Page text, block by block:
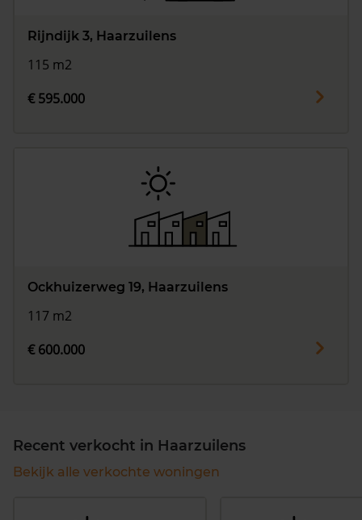
Rijndijk 3, Haarzuilens
115 m2
€ 595.000
Ockhuizerweg 19, Haarzuilens
117 m2
€ 600.000
Recent verkocht in Haarzuilens
Bekijk alle verkochte woningen